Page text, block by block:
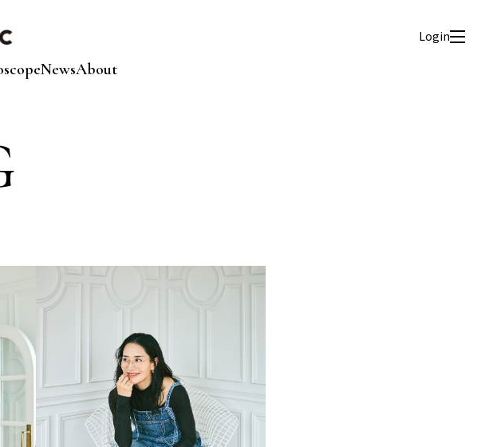
NewsAbout
Login